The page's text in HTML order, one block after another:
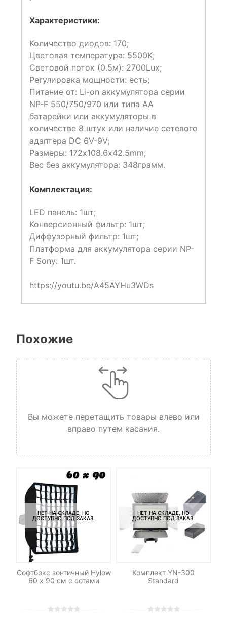
Характеристики:
Количество диодов: 170;
Цветовая температура: 5500K;
Световой поток (0.5м): 2700Lux;
Регулировка мощности: есть;
Питание от: Li-on аккумулятора серии
NP-F 550/750/970 или типа AA
батарейки или аккумуляторы в
количестве 8 штук или наличие сетевого
адаптера DC 6V-9V;
Размеры: 172х108.6х42.5mm;
Вес без аккумулятора: 348грамм.
Комплектация:
LED панель: 1шт;
Конверсионный фильтр: 1шт;
Диффузорный фильтр: 1шт;
Платформа для аккумулятора серии NP-
F Sony: 1шт.
https://youtu.be/A45AYHu3WDs
Похожие
Вы можете перетащить товары влево или
вправо путем касания.
НЕТ НА СКЛАДЕ, НО
ДОСТУПНО ПОД ЗАКАЗ.
Софтбокс зонтичный Hylow
60 х 90 см с сотами
НЕТ НА СКЛАДЕ, НО
ДОСТУПНО ПОД ЗАКАЗ.
Комплект YN-300
Standard